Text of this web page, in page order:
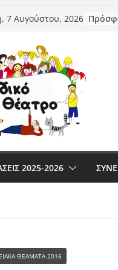
7 Αυγούστου, 2026
2025-2026
ΘΕΆΜΑΤΑ 2016